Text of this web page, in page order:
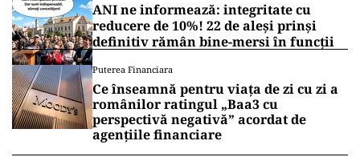
ANI ne informează: integritate cu
reducere de 10%! 22 de aleși prinși
definitiv rămân bine-mersi în funcții
Puterea Financiara
Ce înseamnă pentru viața de zi cu zi a
românilor ratingul „Baa3 cu
perspectivă negativă” acordat de
agențiile financiare